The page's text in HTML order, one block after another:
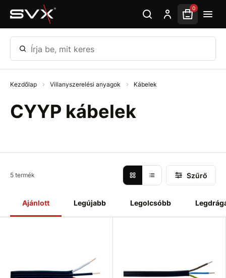
Ugrás az oldal fő részéhez 0
Írja be, mit keres
Kezdőlap Villanyszerelési anyagok Kábelek
CYYP kábelek
Ajánlott Legújabb Legolcsóbb
5 termék Szűrő